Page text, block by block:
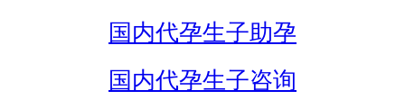
国内代孕生子助孕
国内代孕生子咨询